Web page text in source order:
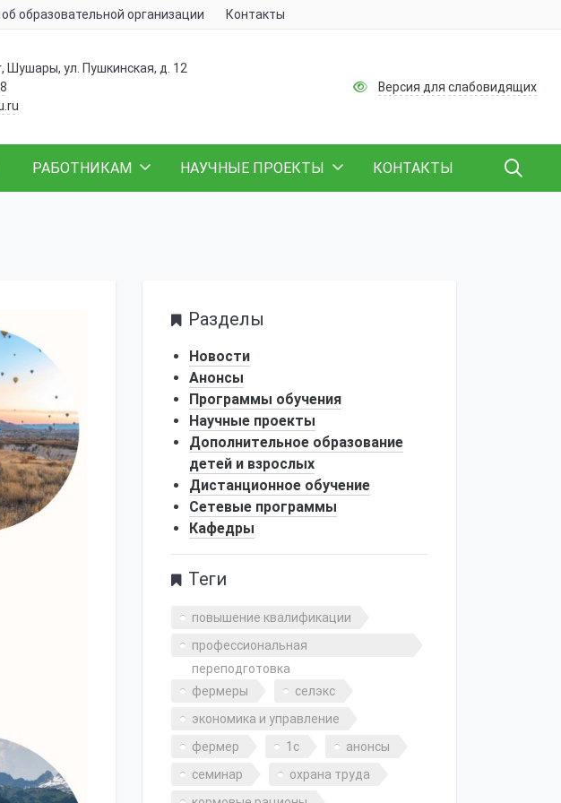
образовательной организации Контакты
Шушары, ул. Пушкинская, д. 12
Версия для слабовидящих
РАБОТНИКАМ НАУЧНЫЕ ПРОЕКТЫ КОНТАКТЫ
Разделы
Новости
Анонсы
Программы обучения
Научные проекты
Дополнительное образование
детей и взрослых
Дистанционное обучение
Сетевые программы
Кафедры
Теги
повышение квалификации
профессиональная
переподготовка
фермеры
селэкс
экономика и управление
фермер
1с
анонсы
семинар
охрана труда